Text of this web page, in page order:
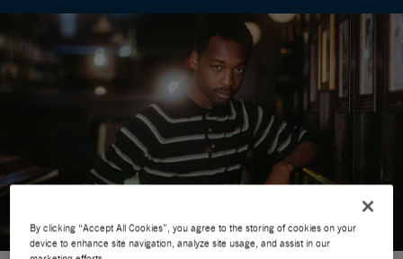
By clicking “Accept All Cookies”, you agree to the storing of cookies on your
device to enhance site navigation, analyze site usage, and assist in our